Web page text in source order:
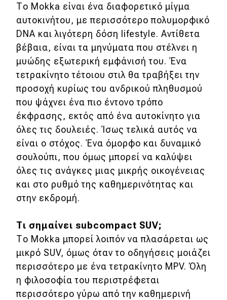
Αγώνες
Formula 1
WRC
Motorsport
Eco
Νέα
Τεχνολογία
Mobility
Σταθμοί φόρτισης
Classic
Νέα
Παρουσιάσεις
Το Mokka είναι ένα διαφορετικό μίγμα
αυτοκινήτου, με περισσότερο πολυμορφικό
DNA και λιγότερη δόση lifestyle. Αντίθετα
βέβαια, είναι τα μηνύματα που στέλνει η
μυώδης εξωτερική εμφάνισή του. Ένα
τετρακίνητο τέτοιου στιλ θα τραβήξει την
προσοχή κυρίως του ανδρικού πληθυσμού
που ψάχνει ένα πιο έντονο τρόπο
έκφρασης, εκτός από ένα αυτοκίνητο για
όλες τις δουλειές. Ίσως τελικά αυτός να
είναι ο στόχος. Ένα όμορφο και δυναμικό
σουλούπι, που όμως μπορεί να καλύψει
όλες τις ανάγκες μιας μικρής οικογένειας
και στο ρυθμό της καθημερινότητας και
στην εκδρομή.
Τι σημαίνει subcompact SUV;
Το Mokka μπορεί λοιπόν να πλασάρεται ως
μικρό SUV, όμως όταν το οδηγήσεις μοιάζει
περισσότερο με ένα τετρακίνητο MPV. Όλη
η φιλοσοφία του περιστρέφεται
περισσότερο γύρω από την καθημερινή